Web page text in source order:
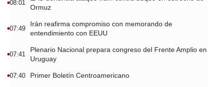
08:01
Ormuz
07:49
Irán reafirma compromiso con memorando de
entendimiento con EEUU
07:41
Plenario Nacional prepara congreso del Frente Amplio en
Uruguay
07:40 Primer Boletín Centroamericano